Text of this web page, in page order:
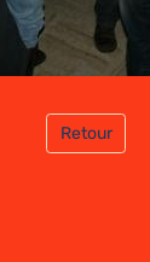
Retour